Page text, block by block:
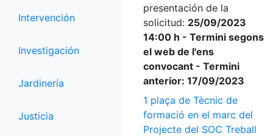
Intervención
Investigación
Jardinería
Justicia
presentación de la
solicitud: 25/09/2023
14:00 h - Termini segons
el web de l'ens
convocant - Termini
anterior: 17/09/2023
1 plaça de Tècnic de
formació en el marc del
Projecte del SOC Treball